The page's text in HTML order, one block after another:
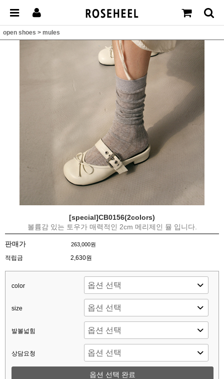
open shoes > mules
[special]CB0156(2colors)
볼륨감 있는 토우가 매력적인 2cm 메리제인 뮬 입니다.
판매가 263,000원
적립금 2,630원
color
size
발볼넓힘
상담요청
옵션 선택 완료